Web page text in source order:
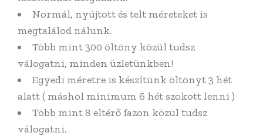
Normál, nyújtott és telt méreteket is
megtalálod nálunk.
Több mint 300 öltöny közül tudsz
válogatni, minden üzletünkben!
Egyedi méretre is készítünk öltönyt 3 hét
alatt ( máshol minimum 6 hét szokott lenni )
Több mint 8 eltérő fazon közül tudsz
válogatni.